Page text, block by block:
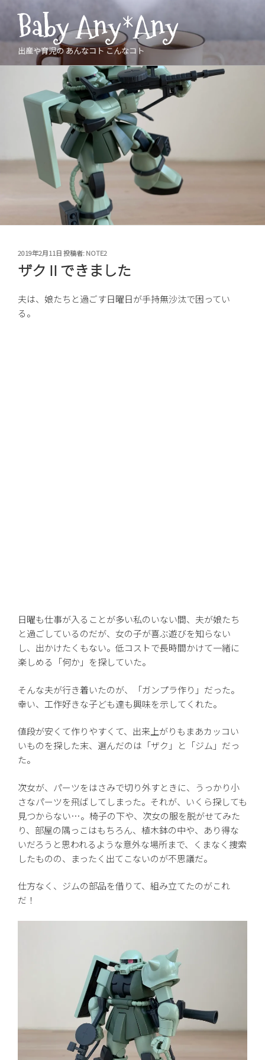
ツ
Baby Any*Any
出産や育児の あんなコト こんなコト
投
稿
日:
2019年2月11日投稿者:NOTE2
ザク II できました
夫は、娘たちと過ごす日曜日が手持無沙汰で困ってい
る。
日曜も仕事が入ることが多い私のいない間、夫が娘たち
と過ごしているのだが、女の子が喜ぶ遊びを知らない
し、出かけたくもない。低コストで長時間かけて一緒に
楽しめる「何か」を探していた。
そんな夫が行き着いたのが、「ガンプラ作り」だった。
幸い、工作好きな子ども達も興味を示してくれた。
値段が安くて作りやすくて、出来上がりもまあカッコい
いものを探した末、選んだのは「ザク」と「ジム」だっ
た。
次女が、パーツをはさみで切り外すときに、うっかり小
さなパーツを飛ばしてしまった。それが、いくら探しても
見つからない…。椅子の下や、次女の服を脱がせてみた
り、部屋の隅っこはもちろん、植木鉢の中や、あり得な
いだろうと思われるような意外な場所まで、くまなく捜索
したものの、まったく出てこないのが不思議だ。
仕方なく、ジムの部品を借りて、組み立てたのがこれ
だ！